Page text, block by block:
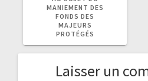
MANIEMENT DES
FONDS DES
MAJEURS
PROTÉGÉS
Laisser un